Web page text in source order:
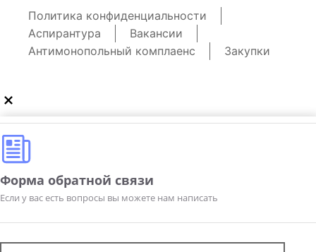
Политика конфиденциальности
Аспирантура
Вакансии
Антимонопольный комплаенс
Закупки
Форма обратной связи
Если у вас есть вопросы вы можете нам написать